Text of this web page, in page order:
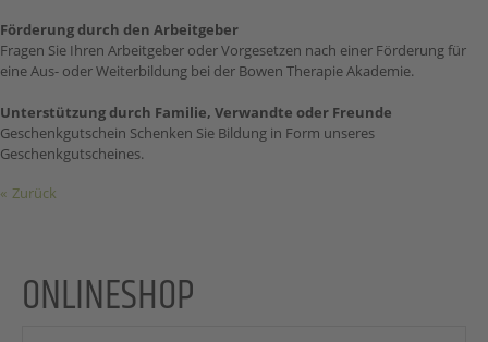
Förderung durch den Arbeitgeber
Fragen Sie Ihren Arbeitgeber oder Vorgesetzen nach einer Förderung für
eine Aus- oder Weiterbildung bei der Bowen Therapie Akademie.
Unterstützung durch Familie, Verwandte oder Freunde
Geschenkgutschein Schenken Sie Bildung in Form unseres
Geschenkgutscheines.
Zurück
ONLINESHOP